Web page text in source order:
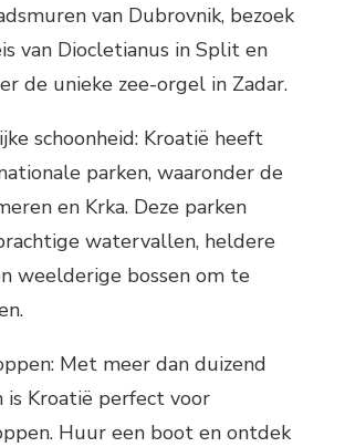
van Dubrovnik, bezoek
van Diocletianus in Split en
de unieke zee-orgel in Zadar.
schoonheid: Kroatië heeft
parken, waaronder de
en Krka. Deze parken
watervallen, heldere
weelderige bossen om te
Met meer dan duizend
is Kroatië perfect voor
Huur een boot en ontdek